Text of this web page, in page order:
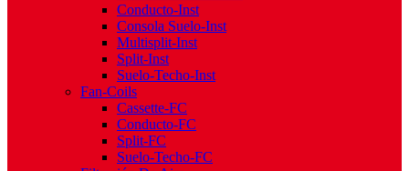
Conducto-Inst
Consola Suelo-Inst
Multisplit-Inst
Split-Inst
Suelo-Techo-Inst
Fan-Coils
Cassette-FC
Conducto-FC
Split-FC
Suelo-Techo-FC